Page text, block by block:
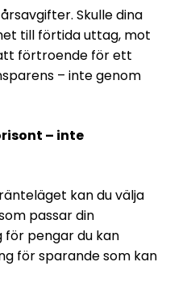
Skulle dina
till förtida uttag, mot
förtroende för ett
– inte genom
– inte
kan du välja
passar din
för pengar du kan
för sparande som kan